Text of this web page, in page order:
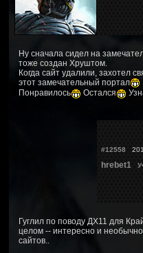
Ну сначала сидел на
тоже создан Хруштом.
Когда сайт удалили, захотел
этот замечательный портал
Понравилось
Остался
#12558
hrebet1
Гуглил по поводу ДХ11 для
целом -- интересно и
сайтов..